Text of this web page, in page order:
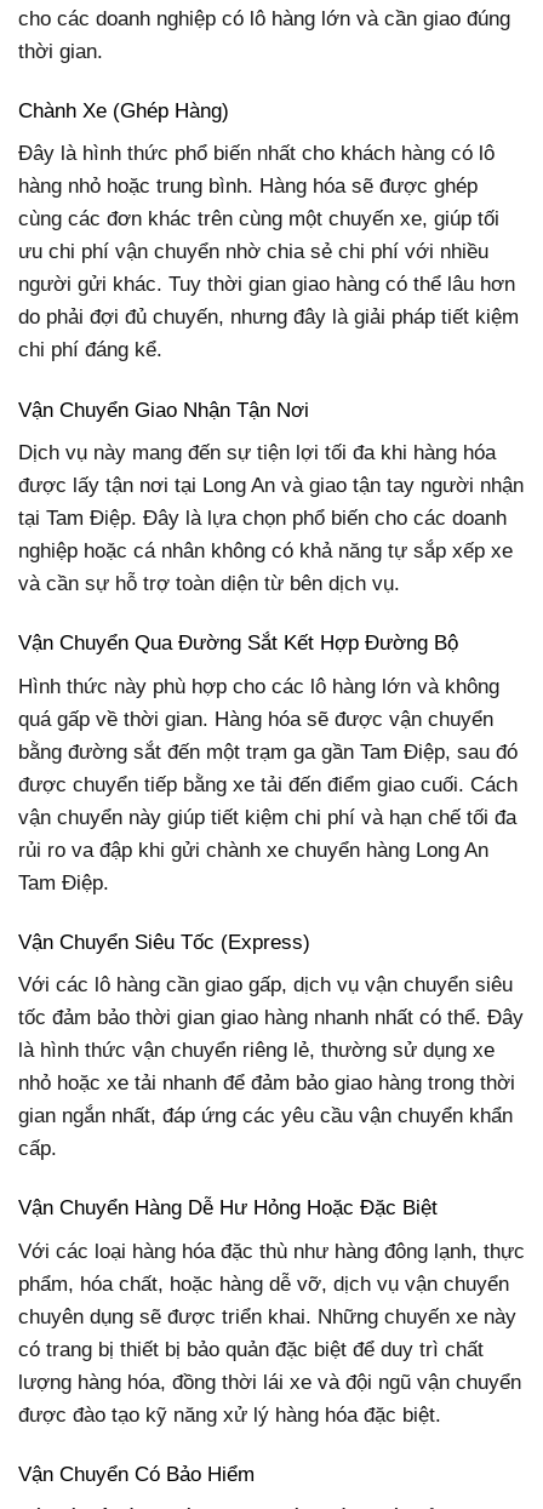
cho các doanh nghiệp có lô hàng lớn và cần giao đúng
thời gian.
Chành Xe (Ghép Hàng)
Đây là hình thức phổ biến nhất cho khách hàng có lô
hàng nhỏ hoặc trung bình. Hàng hóa sẽ được ghép
cùng các đơn khác trên cùng một chuyến xe, giúp tối
ưu chi phí vận chuyển nhờ chia sẻ chi phí với nhiều
người gửi khác. Tuy thời gian giao hàng có thể lâu hơn
do phải đợi đủ chuyến, nhưng đây là giải pháp tiết kiệm
chi phí đáng kể.
Vận Chuyển Giao Nhận Tận Nơi
Dịch vụ này mang đến sự tiện lợi tối đa khi hàng hóa
được lấy tận nơi tại Long An và giao tận tay người nhận
tại Tam Điệp. Đây là lựa chọn phổ biến cho các doanh
nghiệp hoặc cá nhân không có khả năng tự sắp xếp xe
và cần sự hỗ trợ toàn diện từ bên dịch vụ.
Vận Chuyển Qua Đường Sắt Kết Hợp Đường Bộ
Hình thức này phù hợp cho các lô hàng lớn và không
quá gấp về thời gian. Hàng hóa sẽ được vận chuyển
bằng đường sắt đến một trạm ga gần Tam Điệp, sau đó
được chuyển tiếp bằng xe tải đến điểm giao cuối. Cách
vận chuyển này giúp tiết kiệm chi phí và hạn chế tối đa
rủi ro va đập khi gửi chành xe chuyển hàng Long An
Tam Điệp.
Vận Chuyển Siêu Tốc (Express)
Với các lô hàng cần giao gấp, dịch vụ vận chuyển siêu
tốc đảm bảo thời gian giao hàng nhanh nhất có thể. Đây
là hình thức vận chuyển riêng lẻ, thường sử dụng xe
nhỏ hoặc xe tải nhanh để đảm bảo giao hàng trong thời
gian ngắn nhất, đáp ứng các yêu cầu vận chuyển khẩn
cấp.
Vận Chuyển Hàng Dễ Hư Hỏng Hoặc Đặc Biệt
Với các loại hàng hóa đặc thù như hàng đông lạnh, thực
phẩm, hóa chất, hoặc hàng dễ vỡ, dịch vụ vận chuyển
chuyên dụng sẽ được triển khai. Những chuyến xe này
có trang bị thiết bị bảo quản đặc biệt để duy trì chất
lượng hàng hóa, đồng thời lái xe và đội ngũ vận chuyển
được đào tạo kỹ năng xử lý hàng hóa đặc biệt.
Vận Chuyển Có Bảo Hiểm